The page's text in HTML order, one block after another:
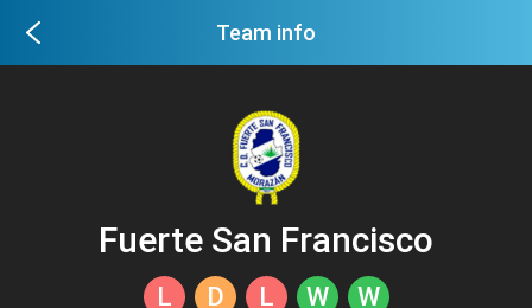
Team info
Fuerte San Francisco
L D L W W